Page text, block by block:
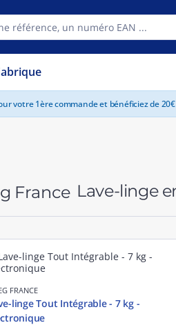
votre 1ère commande et bénéficiez de
Lave-linge
FRANCE
linge Tout Intégrable - 7 kg -